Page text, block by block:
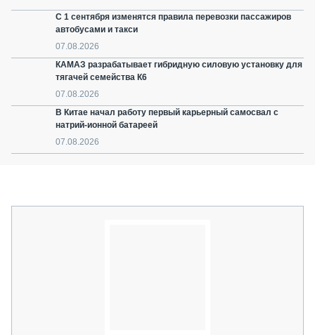
С 1 сентября изменятся правила перевозки пассажиров
автобусами и такси
07.08.2026
КАМАЗ разрабатывает гибридную силовую установку для
тягачей семейства К6
07.08.2026
В Китае начал работу первый карьерный самосвал с
натрий-ионной батареей
07.08.2026